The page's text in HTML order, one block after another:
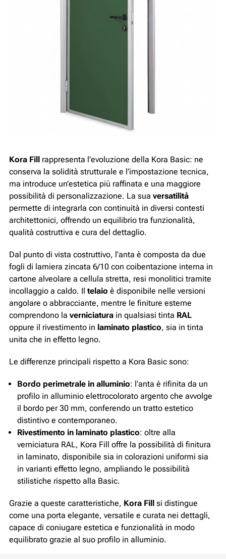
Kora Fill
rappresenta l’evoluzione della Kora Basic: ne
conserva la solidità strutturale e l’impostazione tecnica,
ma introduce un’estetica più raffinata e una maggiore
possibilità di personalizzazione. La sua versatilità
permette di integrarla con continuità in diversi contesti
architettonici, offrendo un equilibrio tra funzionalità,
qualità costruttiva e cura del dettaglio.
Dal punto di vista costruttivo, l’anta è composta da due
fogli di lamiera zincata 6/10 con coibentazione interna in
cartone alveolare a cellula stretta, resi monolitici tramite
incollaggio a caldo. Il telaio è disponibile nelle versioni
angolare o abbracciante, mentre le finiture esterne
comprendono la verniciatura in qualsiasi tinta RAL
oppure il rivestimento in laminato plastico, sia in tinta
unita che in effetto legno.
Le differenze principali rispetto a Kora Basic sono:
Bordo perimetrale in alluminio: l’anta è rifinita da un
profilo in alluminio elettrocolorato argento che avvolge
il bordo per 30 mm, conferendo un tratto estetico
distintivo e contemporaneo.
Rivestimento in laminato plastico: oltre alla
verniciatura RAL, Kora Fill offre la possibilità di finitura
in laminato, disponibile sia in colorazioni uniformi sia
in varianti effetto legno, ampliando le possibilità
stilistiche rispetto alla Basic.
Grazie a queste caratteristiche, Kora Fill
si distingue
come una porta elegante, versatile e curata nei dettagli,
capace di coniugare estetica e funzionalità in modo
equilibrato grazie al suo profilo in alluminio.